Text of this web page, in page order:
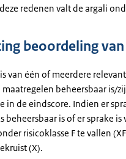
redenen valt de argali
beoordeling
van één of meerdere
beheersbaar is/
in de eindscore. Indien er
beheersbaar is of er sprake
risicoklasse F te vallen
(X).